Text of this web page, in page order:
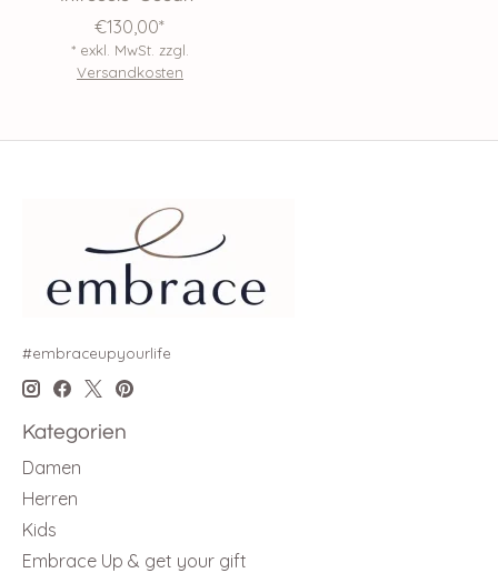
€130,00*
* exkl. MwSt. zzgl.
Versandkosten
#embraceupyourlife
Kategorien
Damen
Herren
Kids
Embrace Up & get your gift